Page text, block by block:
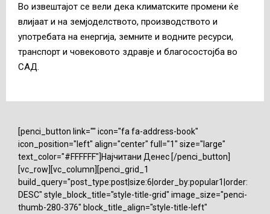
Во извештајот се вели дека климатските промени ќе
влијаат и на земјоделството, производството и
употребата на енергија, земните и водните ресурси,
транспорт и човековото здравје и благосостојба во
САД.
[penci_button link="" icon="fa fa-address-book"
icon_position="left" align="center" full="1" size="large"
text_color="#FFFFFF"]Најчитани Денес [/penci_button]
[vc_row][vc_column][penci_grid_1
build_query="post_type:post|size:6|order_by:popular1|order:
DESC" style_block_title="style-title-grid" image_size="penci-
thumb-280-376" block_title_align="style-title-left"